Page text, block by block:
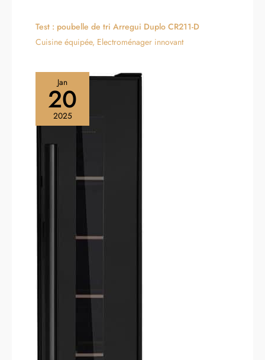
Test : poubelle de tri Arregui Duplo CR211-D
Cuisine équipée, Electroménager innovant
Jan
20
2025